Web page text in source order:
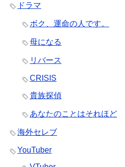
ドラマ
ボク、運命の人です。
母になる
リバース
CRISIS
貴族探偵
あなたのことはそれほど
海外セレブ
YouTuber